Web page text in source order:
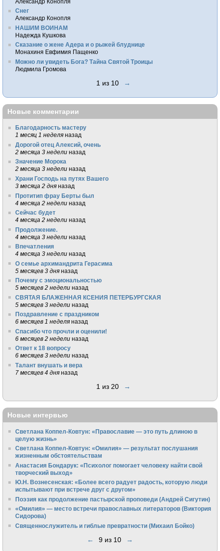
Снег
Александр Конопля
НАШИМ ВОИНАМ
Надежда Кушкова
Сказание о жене Адера и о рыжей блуднице
Монахиня Евфимия Пащенко
Можно ли увидеть Бога? Тайна Святой Троицы
Людмила Громова
1 из 10 →
Новые комментарии
Благодарность мастеру
1 месяц 1 неделя назад
Дорогой отец Алексий, очень
2 месяца 3 недели назад
Значение Морока
2 месяца 3 недели назад
Храни Господь на путях Вашего
3 месяца 2 дня назад
Протитип фрау Берты был
4 месяца 2 недели назад
Сейчас будет
4 месяца 2 недели назад
Продолжение.
4 месяца 3 недели назад
Впечатления
4 месяца 3 недели назад
О семье архимандрита Герасима
5 месяцев 3 дня назад
Почему с эмоциональностью
5 месяцев 2 недели назад
СВЯТАЯ БЛАЖЕННАЯ КСЕНИЯ ПЕТЕРБУРГСКАЯ
5 месяцев 3 недели назад
Поздравление с праздником
6 месяцев 1 неделя назад
Спасибо что прочли и оценили!
6 месяцев 2 недели назад
Ответ к 18 вопросу
6 месяцев 3 недели назад
Талант внушать и вера
7 месяцев 4 дня назад
1 из 20 →
Новые интервью
Светлана Коппел-Ковтун: «Православие — это путь длиною в
целую жизнь»
Светлана Коппел-Ковтун: «Омилия» — результат послушания
жизненным обстоятельствам
Анастасия Бондарук: «Психолог помогает человеку найти свой
творческий выход»
Ю.Н. Вознесенская: «Более всего радует радость, которую люди
испытывают при встрече друг с другом»
Поэзия как продолжение пастырской проповеди (Андрей Сигутин)
«Омилия» — место встречи православных литераторов (Виктория
Сидорова)
Священнослужитель и гиблые превратности (Михаил Бойко)
← 9 из 10 →